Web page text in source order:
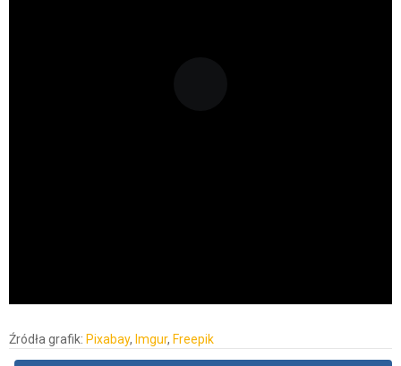
Źródła grafik: Pixabay, Imgur, Freepik